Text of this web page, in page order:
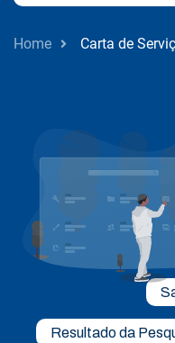
Home Carta de
Resultado da